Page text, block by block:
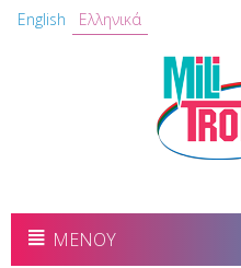
English Ελληνικά
ΜΕΝΟΎ